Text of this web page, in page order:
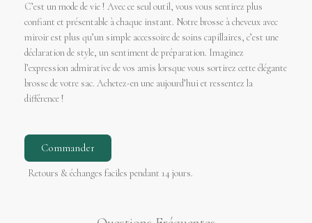
C’est un mode de vie ! Avec ce seul outil, vous vous sentirez plus
confiant et présentable à chaque instant. Notre brosse à cheveux avec
miroir est plus qu’un simple accessoire de soins capillaires, c’est une
déclaration de style, un sentiment de préparation. Imaginez
l’expression admirative de vos amis lorsque vous sortirez cette élégante
brosse de votre sac. Achetez-en une aujourd’hui et ressentez la
différence !
Commander
Retours & échanges faciles pendant 14 jours.